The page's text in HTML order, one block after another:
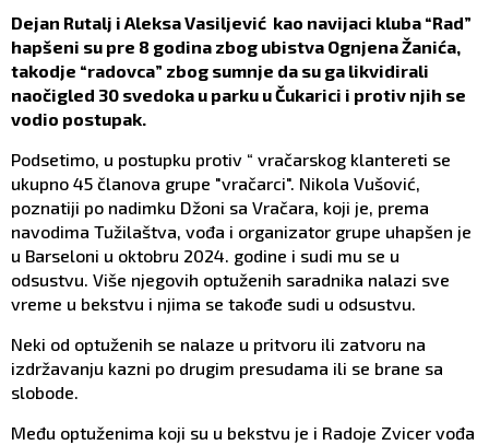
Dejan Rutalj i Aleksa Vasiljević kao navijaci kluba “Rad”
hapšeni su pre 8 godina zbog ubistva Ognjena Žanića,
takodje “radovca” zbog sumnje da su ga likvidirali
naočigled 30 svedoka u parku u Čukarici i protiv njih se
vodio postupak.
Podsetimo, u postupku protiv “ vračarskog klantereti se
ukupno 45 članova grupe "vračarci". Nikola Vušović,
poznatiji po nadimku Džoni sa Vračara, koji je, prema
navodima Tužilaštva, vođa i organizator grupe uhapšen je
u Barseloni u oktobru 2024. godine i sudi mu se u
odsustvu. Više njegovih optuženih saradnika nalazi sve
vreme u bekstvu i njima se takođe sudi u odsustvu.
Neki od optuženih se nalaze u pritvoru ili zatvoru na
izdržavanju kazni po drugim presudama ili se brane sa
slobode.
Među optuženima koji su u bekstvu je i Radoje Zvicer vođa